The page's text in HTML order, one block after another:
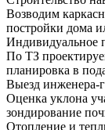
Возводим
постройки дома
Индивидуальное
По ТЗ
планировка в
Выезд инженера-
Оценка уклона
зондирование
Отопление и